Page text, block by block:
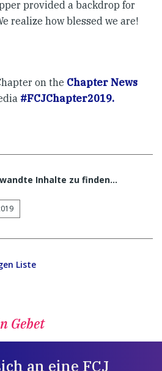
provided a backdrop for
realize how blessed we are!
on the Chapter News
#FCJChapter2019.
Inhalte zu finden…
Liste
Gebet
an eine FCJ